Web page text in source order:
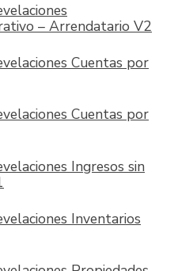
– Arrendatario V2
Cuentas por
Cuentas por
Ingresos sin
Inventarios